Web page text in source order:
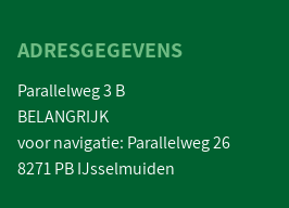
ADRESGEGEVENS
Parallelweg 3 B
BELANGRIJK
voor navigatie: Parallelweg 26
8271 PB IJsselmuiden